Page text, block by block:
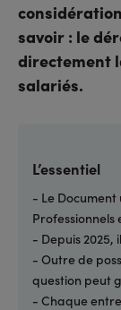
savoir : le
directement
salariés.
L’essentiel
- Le Document
- Depuis 2025,
- Outre de
question peut
- Chaque